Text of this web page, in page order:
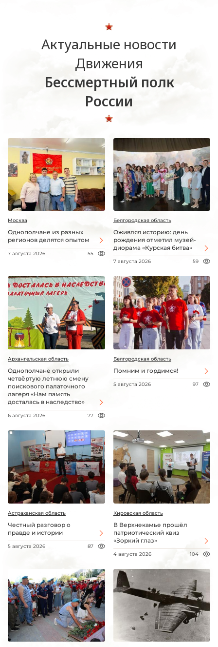
Актуальные новости
Движения
Бессмертный полк
России
Москва
Однополчане из разных
регионов делятся опытом
7 августа 2026 55
Белгородская область
Оживляя историю: день
рождения отметил музей-
диорама «Курская битва»
7 августа 2026 59
Архангельская область
Однополчане открыли
четвёртую летнюю смену
поискового палаточного
лагеря «Нам память
досталась в наследство»
6 августа 2026 77
Белгородская область
Помним и гордимся!
5 августа 2026 97
Астраханская область
Честный разговор о
правде и истории
5 августа 2026 87
Кировская область
В Верхнекамье прошёл
патриотический квиз
«Зоркий глаз»
4 августа 2026 104